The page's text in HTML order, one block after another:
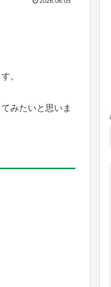
。
みたいと思いま